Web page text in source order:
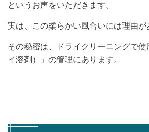
というお声をいただきます。
実は、この柔らかい風合いには理由が
その秘密は、ドライクリーニングで
イ溶剤）」の管理にあります。